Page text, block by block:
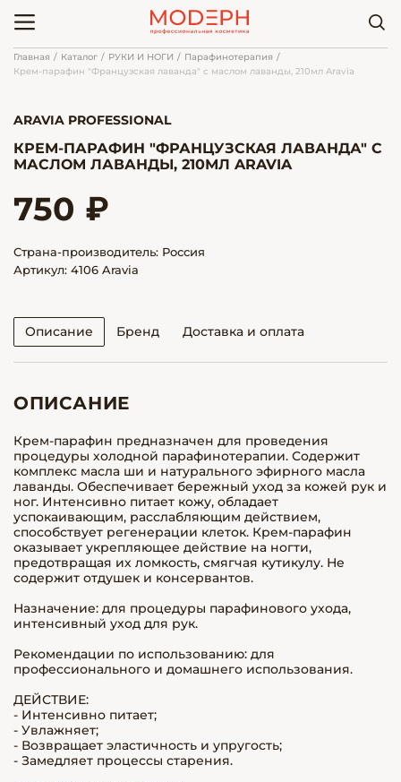
Главная Каталог РУКИ И НОГИ
Парафинотерапия
Крем-парафин "Французская лаванда" с маслом лаванды, 210мл Aravia
ARAVIA PROFESSIONAL
КРЕМ-ПАРАФИН "ФРАНЦУЗСКАЯ ЛАВАНДА" С
МАСЛОМ ЛАВАНДЫ, 210МЛ ARAVIA
750 ₽
Страна-производитель: Россия
Артикул: 4106 Aravia
Описание Бренд Доставка и оплата
ОПИСАНИЕ
Крем-парафин предназначен для проведения
процедуры холодной парафинотерапии. Содержит
комплекс масла ши и натурального эфирного масла
лаванды. Обеспечивает бережный уход за кожей рук и
ног. Интенсивно питает кожу, обладает
успокаивающим, расслабляющим действием,
способствует регенерации клеток. Крем-парафин
оказывает укрепляющее действие на ногти,
предотвращая их ломкость, смягчая кутикулу. Не
содержит отдушек и консервантов.
Назначение: для процедуры парафинового ухода,
интенсивный уход для рук.
Рекомендации по использованию: для
профессионального и домашнего использования.
ДЕЙСТВИЕ:
- Интенсивно питает;
- Увлажняет;
- Возвращает эластичность и упругость;
- Замедляет процессы старения.